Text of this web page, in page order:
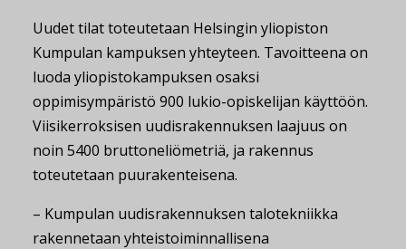
Uudet tilat toteutetaan Helsingin yliopiston
Kumpulan kampuksen yhteyteen. Tavoitteena on
luoda yliopistokampuksen osaksi
oppimisympäristö 900 lukio-opiskelijan käyttöön.
Viisikerroksisen uudisrakennuksen laajuus on
noin 5400 bruttoneliömetriä, ja rakennus
toteutetaan puurakenteisena.
– Kumpulan uudisrakennuksen talotekniikka
rakennetaan yhteistoiminnallisena